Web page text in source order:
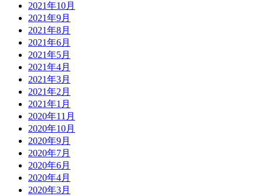
2021年10月
2021年9月
2021年8月
2021年6月
2021年5月
2021年4月
2021年3月
2021年2月
2021年1月
2020年11月
2020年10月
2020年9月
2020年7月
2020年6月
2020年4月
2020年3月